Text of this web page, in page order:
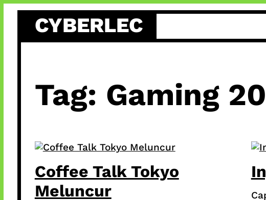
content
CYBERLEC
Tag: Gaming
Coffee Talk Tokyo
Meluncur